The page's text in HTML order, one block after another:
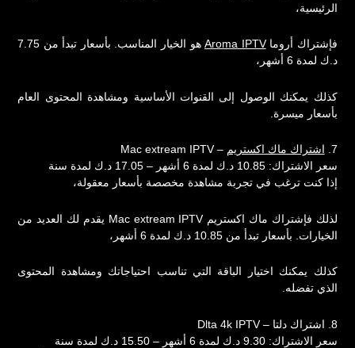
الرئيسية،
فإشتراك أروماAroma IPTV
هو الخيار المناسب. بأسعار تبدأ من 7.75
د.ك لمدة 6 أشهر،
كذلك يمكنك الوصول إلى القنوات الأساسية ومشاهدة المحتوى العام
بأسعار ميسرة.
7. اشتراك ماك اكستريم – Mac extream IPTV
سعر الاشتراك: 10.85 د.ك لمدة 6 أشهر – 17.05 د.ك لمدة سنة
إذا كنت ترغب في تجربة مشاهدة مخصصة بأسعار معقولة،
لذلك فإشتراك ماك اكستريم Mac extream IPTV يقدم لك العديد من
الخيارات. بأسعار تبدأ من 10.85 د.ك لمدة 6 أشهر،
كذلك يمكنك اختيار الباقة التي تناسب احتياجاتك ومشاهدة المحتوى
الذي تفضله.
8. اشتراك دلتا – Dlta 4k IPTV
سعر الاشتراك: 9.30 د.ك لمدة 6 أشهر – 15.50 د.ك لمدة سنة